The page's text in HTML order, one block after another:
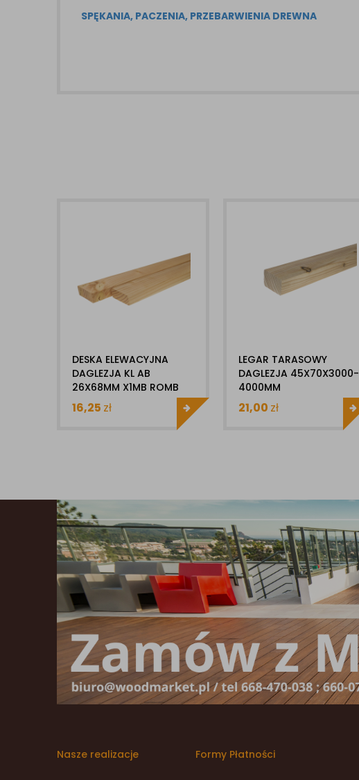
SPĘKANIA, PACZENIA, PRZEBARWIENIA DREWNA
DESKA ELEWACYJNA
DAGLEZJA KL AB
26X68MM X1MB ROMB
16,25 zł
LEGAR TARASOWY
DAGLEZJA 45X70X3000-
4000MM
21,00 zł
Nasze realizacje Formy Płatności